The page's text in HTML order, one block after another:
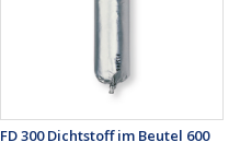
FD 300 Dichtstoff im Beutel 600